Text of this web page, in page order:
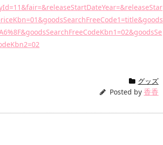
グッズ
Posted by 香香